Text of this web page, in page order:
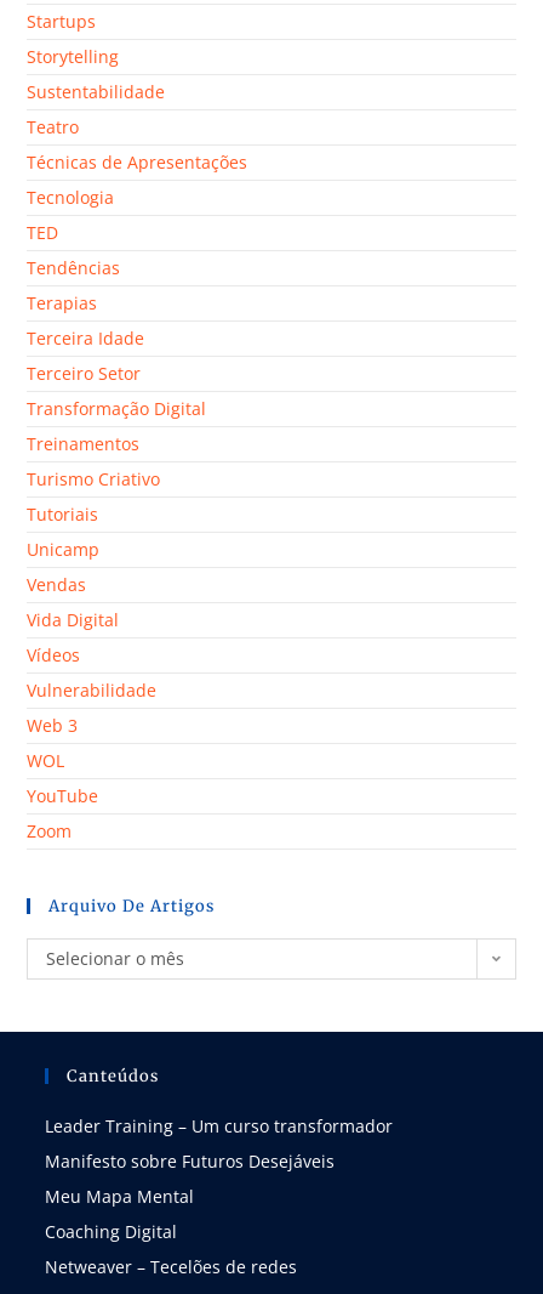
Startups
Storytelling
Sustentabilidade
Teatro
Técnicas de Apresentações
Tecnologia
TED
Tendências
Terapias
Terceira Idade
Terceiro Setor
Transformação Digital
Treinamentos
Turismo Criativo
Tutoriais
Unicamp
Vendas
Vida Digital
Vídeos
Vulnerabilidade
Web 3
WOL
YouTube
Zoom
Arquivo De Artigos
Selecionar o mês
Canteúdos
Leader Training – Um curso transformador
Manifesto sobre Futuros Desejáveis
Meu Mapa Mental
Coaching Digital
Netweaver – Tecelões de redes